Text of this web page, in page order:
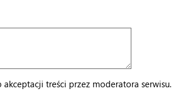
treści przez moderatora serwisu.